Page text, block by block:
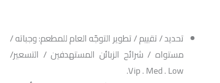
تحديد / تقييم / تطوير التوجّه العام للمطعم: وجباته /
مستواه / شرائح الزبائن المستهدفين / التسعير/
Vip . Med . Low.